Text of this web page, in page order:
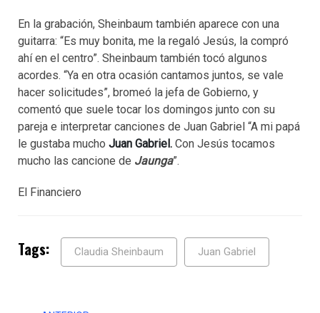
En la grabación, Sheinbaum también aparece con una
guitarra: “Es muy bonita, me la regaló Jesús, la compró
ahí en el centro”. Sheinbaum también tocó algunos
acordes. “Ya en otra ocasión cantamos juntos, se vale
hacer solicitudes”, bromeó la jefa de Gobierno, y
comentó que suele tocar los domingos junto con su
pareja e interpretar canciones de Juan Gabriel “A mi papá
le gustaba mucho Juan Gabriel. Con Jesús tocamos
mucho las cancione de Jaunga”.
El Financiero
Tags: Claudia Sheinbaum Juan Gabriel